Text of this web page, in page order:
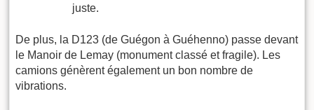
juste.
De plus, la D123 (de Guégon à Guéhenno) passe devant
le Manoir de Lemay (monument classé et fragile). Les
camions génèrent également un bon nombre de
vibrations.